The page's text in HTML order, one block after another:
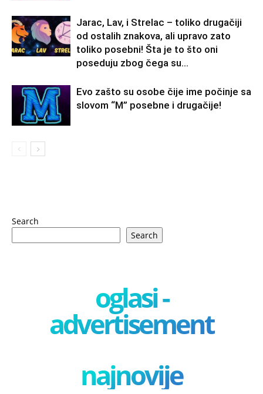
Jarac, Lav, i Strelac – toliko drugačiji
od ostalih znakova, ali upravo zato
toliko posebni! Šta je to što oni
poseduju zbog čega su...
Evo zašto su osobe čije ime počinje sa
slovom “M” posebne i drugačije!
Search
Search
oglasi -
advertisement
najnovije